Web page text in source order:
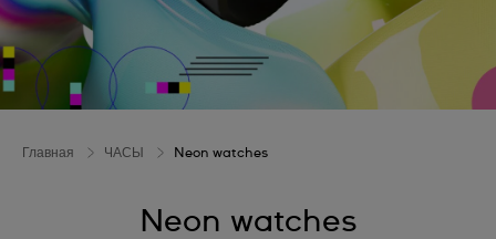
Главная ЧАСЫ Neon watches
Neon watches